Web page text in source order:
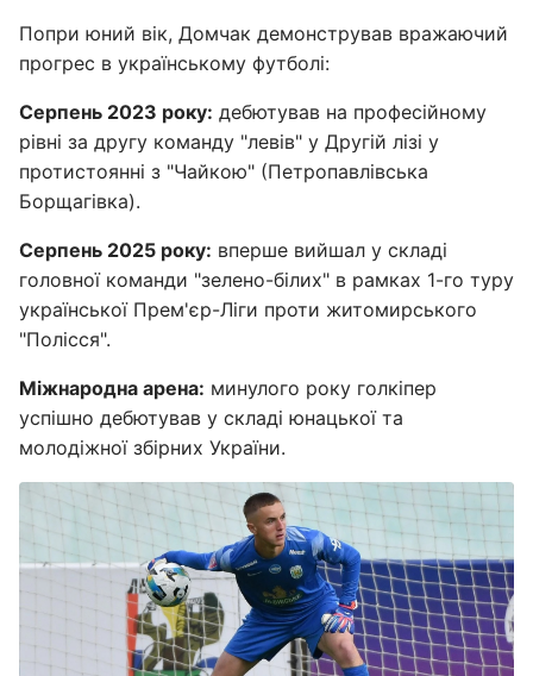
Попри юний вік, Домчак демонстрував вражаючий
прогрес в українському футболі:
Серпень 2023 року: дебютував на професійному
рівні за другу команду "левів" у Другій лізі у
протистоянні з "Чайкою" (Петропавлівська
Борщагівка).
Серпень 2025 року: вперше вийшал у складі
головної команди "зелено-білих" в рамках 1-го туру
української Прем'єр-Ліги проти житомирського
"Полісся".
Міжнародна арена: минулого року голкіпер
успішно дебютував у складі юнацької та
молодіжної збірних України.